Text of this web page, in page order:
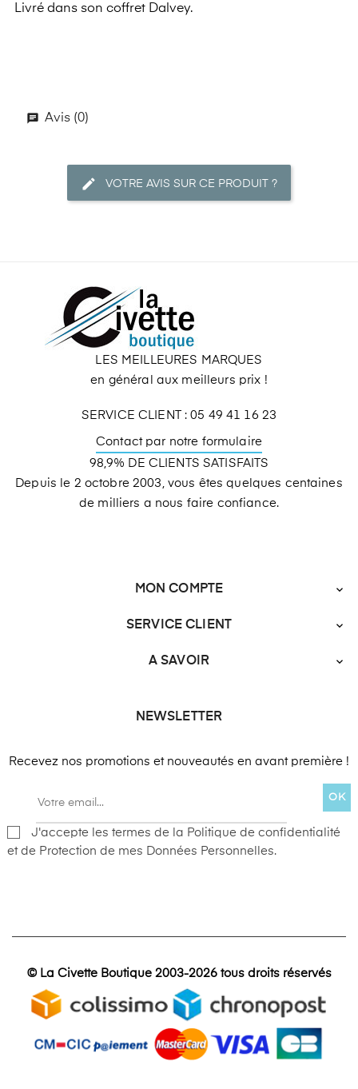
Livré dans son coffret Dalvey.
Avis (0)
VOTRE AVIS SUR CE PRODUIT ?
LES MEILLEURES MARQUES
en général aux meilleurs prix !
SERVICE CLIENT : 05 49 41 16 23
Contact par notre formulaire
98,9% DE CLIENTS SATISFAITS
Depuis le 2 octobre 2003, vous êtes quelques centaines
de milliers a nous faire confiance.
MON COMPTE 
SERVICE CLIENT 
A SAVOIR 
NEWSLETTER
Recevez nos promotions et nouveautés en avant première !
OK
J'accepte les termes de la Politique de confidentialité
et de Protection de mes Données Personnelles.
© La Civette Boutique 2003-2026 tous droits réservés